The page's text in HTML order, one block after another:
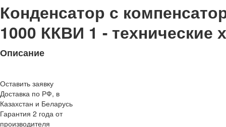
Конденсатор с
1000 ККВИ 1 - технические
Описание
Оставить заявку
Доставка по РФ, в
Казахстан и Беларусь
Гарантия 2 года от
производителя